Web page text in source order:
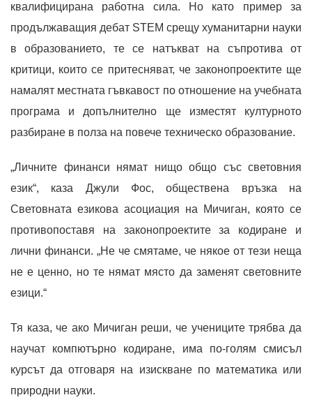
квалифицирана работна сила. Но като пример за
продължаващия дебат STEM срещу хуманитарни науки
в образованието, те се натъкват на съпротива от
критици, които се притесняват, че законопроектите ще
намалят местната гъвкавост по отношение на учебната
програма и допълнително ще изместят културното
разбиране в полза на повече техническо образование.
„Личните финанси нямат нищо общо със световния
език“, каза Джули Фос, обществена връзка на
Световната езикова асоциация на Мичиган, която се
противопоставя на законопроектите за кодиране и
лични финанси. „Не че смятаме, че някое от тези неща
не е ценно, но те нямат място да заменят световните
езици.“
Тя каза, че ако Мичиган реши, че учениците трябва да
научат компютърно кодиране, има по-голям смисъл
курсът да отговаря на изискване по математика или
природни науки.